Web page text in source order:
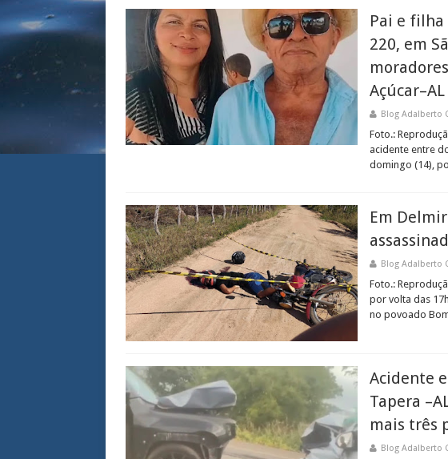
Pai e filha
220, em
Açúcar–AL
Blog Adalberto
Foto.:
acidente entre
domingo (14),
Em
Blog Adalberto
Foto.:
por volta das
no povoado
Acidente
Tapera
mais três
Blog Adalberto